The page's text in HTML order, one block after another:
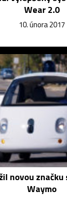
Wear 2.0
10. února 2017
novou
Waymo